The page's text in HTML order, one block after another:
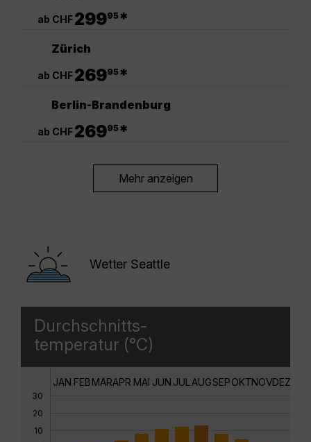
ab CHF29995*
Zürich
ab CHF26995*
Berlin-Brandenburg
ab CHF26995*
Mehr anzeigen
Wetter Seattle
Durchschnitts-
temperatur (°C)
30
20
10
JAN FEBMÄRAPR MAI JUN JUL AUGSEPOKTNOVDEZ